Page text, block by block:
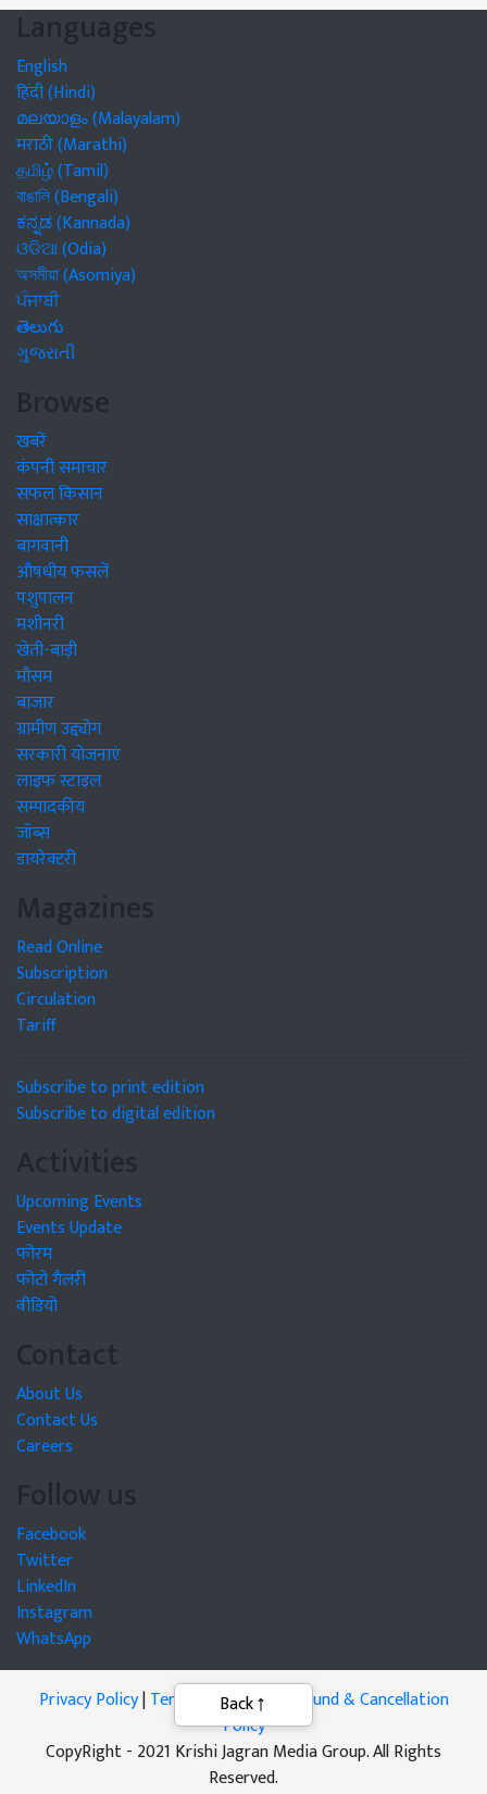
Languages
English
हिंदी (Hindi)
മലയാളം (Malayalam)
मराठी (Marathi)
தமிழ் (Tamil)
বাঙালি (Bengali)
ಕನ್ನಡ (Kannada)
ଓଡିଆ (Odia)
অসমীয়া (Asomiya)
ਪੰਜਾਬੀ
తెలుగు
ગુજરાતી
Browse
खबरें
कंपनी समाचार
सफल किसान
साक्षात्कार
बागवानी
औषधीय फसलें
पशुपालन
मशीनरी
खेती-बाड़ी
मौसम
बाजार
ग्रामीण उद्द्योग
सरकारी योजनाएं
लाइफ स्टाइल
सम्पादकीय
जॉब्स
डायरेक्टरी
Magazines
Read Online
Subscription
Circulation
Tariff
Subscribe to print edition
Subscribe to digital edition
Activities
Upcoming Events
Events Update
फोरम
फोटो गैलरी
वीडियो
Contact
About Us
Contact Us
Careers
Follow us
Facebook
Twitter
LinkedIn
Instagram
WhatsApp
Privacy Policy|Terms of Service
Refund & Cancellation
Policy
CopyRight - 2021 Krishi Jagran Media Group. All Rights
Reserved.
Back